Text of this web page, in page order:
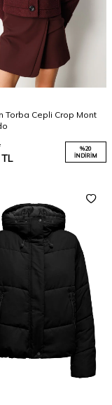
Torba Cepli Crop Mont
%20
İNDIRIM